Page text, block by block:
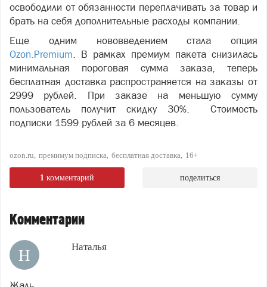
освободили от обязанности переплачивать за товар и
брать на себя дополнительные расходы компании.
Еще одним нововведением стала опция
Ozon.Premium. В рамках премиум пакета снизилась
минимальная пороговая сумма заказа, теперь
бесплатная доставка распространяется на заказы от
2999 рублей. При заказе на меньшую сумму
пользователь получит скидку 30%. Стоимость
подписки 1599 рублей за 6 месяцев.
ozon.ru премимум подписка бесплатная доставка 16+
1 комментарий поделиться
Комментарии
Н Наталья